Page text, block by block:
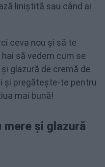
liniștită sau când ai
ceva nou și să te
să vedem cum se
glazură de cremă de
și pregătește-te pentru
mai bună!
și glazură